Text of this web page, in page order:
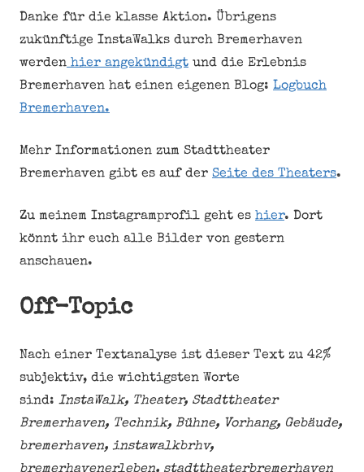
Danke für die klasse Aktion. Übrigens
zukünftige InstaWalks durch Bremerhaven
werden hier angekündigt und die Erlebnis
Bremerhaven hat einen eigenen Blog: Logbuch
Bremerhaven.
Mehr Informationen zum Stadttheater
Bremerhaven gibt es auf der Seite des Theaters.
Zu meinem Instagramprofil geht es hier. Dort
könnt ihr euch alle Bilder von gestern
anschauen.
Off-Topic
Nach einer Textanalyse ist dieser Text zu 42%
subjektiv, die wichtigsten Worte
sind: InstaWalk, Theater, Stadttheater
Bremerhaven, Technik, Bühne, Vorhang, Gebäude,
bremerhaven, instawalkbrhv,